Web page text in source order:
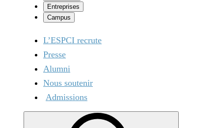
Entreprises
Campus
L’ESPCI recrute
Presse
Alumni
Nous soutenir
Admissions